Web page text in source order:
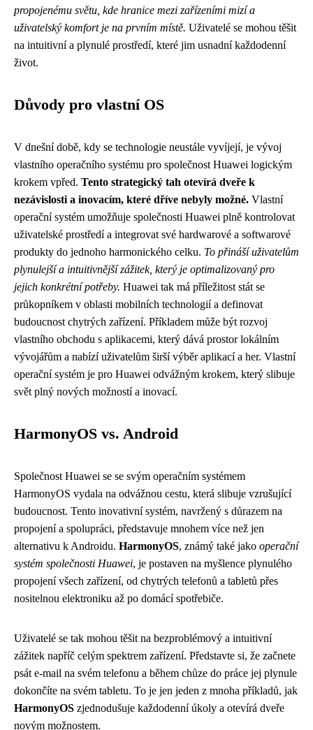
propojenému světu, kde hranice mezi zařízeními mizí a
uživatelský komfort je na prvním místě. Uživatelé se mohou těšit
na intuitivní a plynulé prostředí, které jim usnadní každodenní
život.
Důvody pro vlastní OS
V dnešní době, kdy se technologie neustále vyvíjejí, je vývoj
vlastního operačního systému pro společnost Huawei logickým
krokem vpřed. Tento strategický tah otevírá dveře k
nezávislosti a inovacím, které dříve nebyly možné. Vlastní
operační systém umožňuje společnosti Huawei plně kontrolovat
uživatelské prostředí a integrovat své hardwarové a softwarové
produkty do jednoho harmonického celku. To přináší uživatelům
plynulejší a intuitivnější zážitek, který je optimalizovaný pro
jejich konkrétní potřeby. Huawei tak má příležitost stát se
průkopníkem v oblasti mobilních technologií a definovat
budoucnost chytrých zařízení. Příkladem může být rozvoj
vlastního obchodu s aplikacemi, který dává prostor lokálním
vývojářům a nabízí uživatelům širší výběr aplikací a her. Vlastní
operační systém je pro Huawei odvážným krokem, který slibuje
svět plný nových možností a inovací.
HarmonyOS vs. Android
Společnost Huawei se se svým operačním systémem
HarmonyOS vydala na odvážnou cestu, která slibuje vzrušující
budoucnost. Tento inovativní systém, navržený s důrazem na
propojení a spolupráci, představuje mnohem více než jen
alternativu k Androidu. HarmonyOS, známý také jako operační
systém společnosti Huawei, je postaven na myšlence plynulého
propojení všech zařízení, od chytrých telefonů a tabletů přes
nositelnou elektroniku až po domácí spotřebiče.
Uživatelé se tak mohou těšit na bezproblémový a intuitivní
zážitek napříč celým spektrem zařízení. Představte si, že začnete
psát e-mail na svém telefonu a během chůze do práce jej plynule
dokončíte na svém tabletu. To je jen jeden z mnoha příkladů, jak
HarmonyOS zjednodušuje každodenní úkoly a otevírá dveře
novým možnostem.